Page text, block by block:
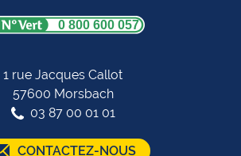
0 800 600 057
1 rue Jacques Callot
57600 Morsbach
03 87 00 01 01
CONTACTEZ-NOUS